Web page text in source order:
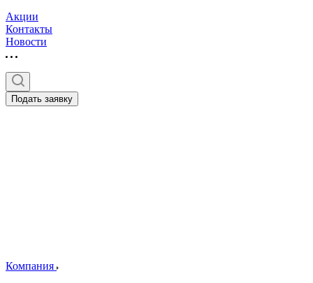
Акции
Контакты
Новости
Подать заявку
Компания